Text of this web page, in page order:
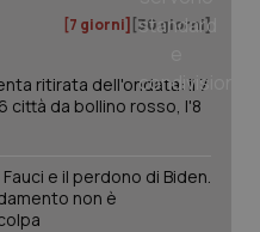
[7 giorni] [30 giorni]
ritirata dell'ondata: il 7
città da bollino rosso, l'8
e il perdono di Biden.
non è
Google LLC
.quotidianosanita.it